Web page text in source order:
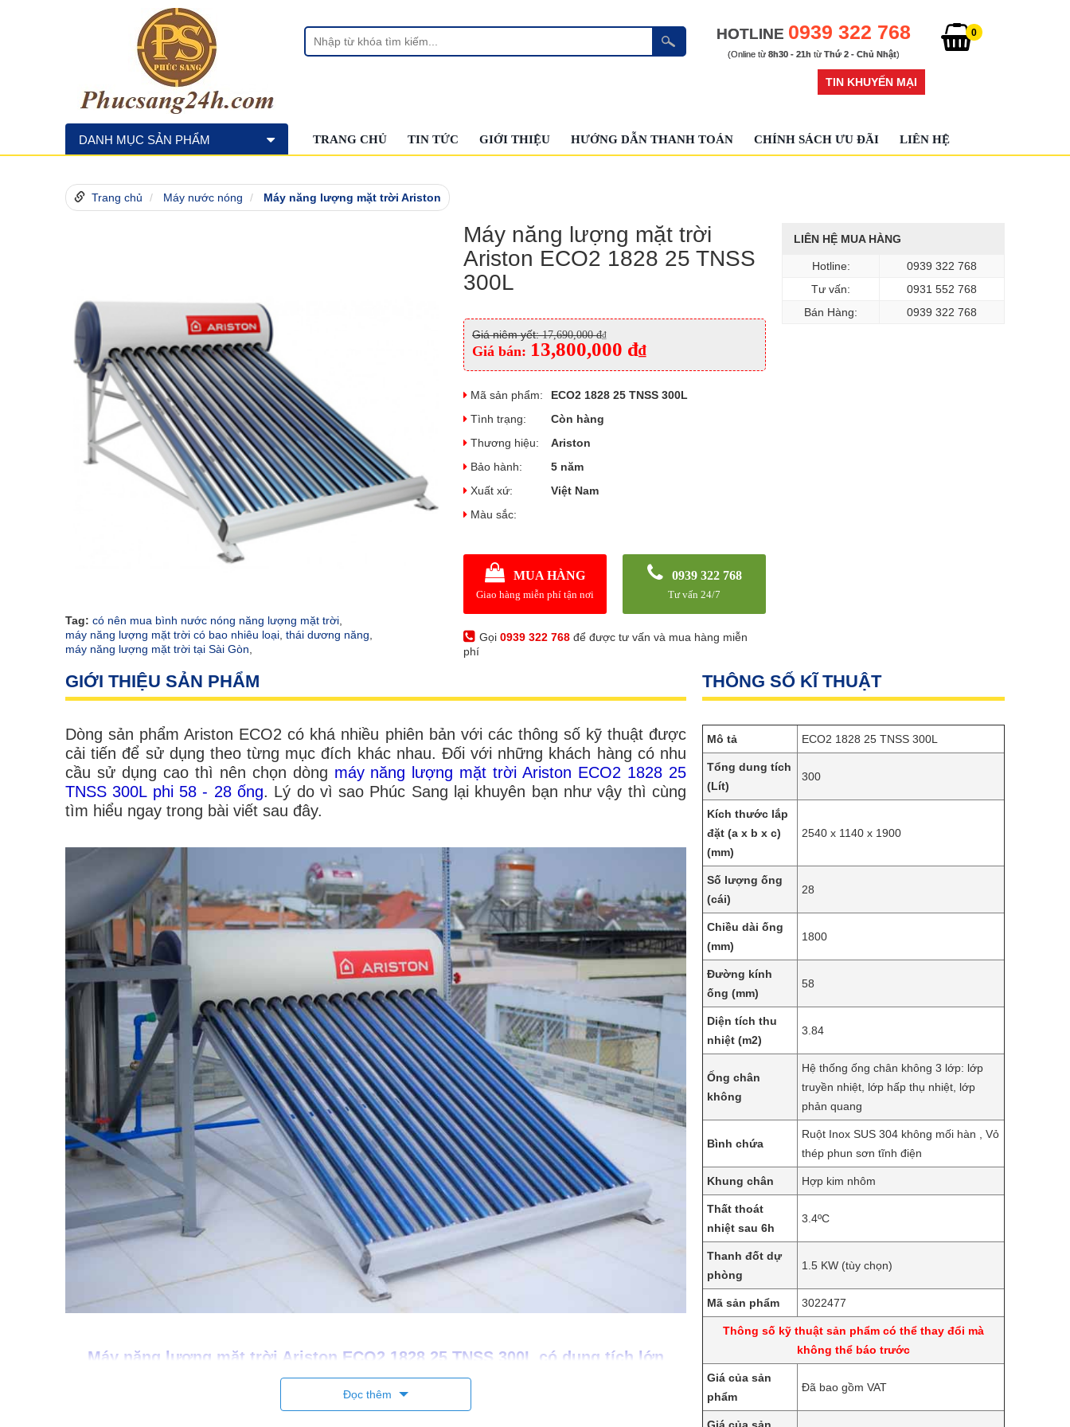
HOTLINE 0939 322 768
(Online từ 8h30 - 21h từ Thứ 2 - Chủ Nhật)
TIN KHUYẾN MẠI
0
DANH MỤC SẢN PHẨM TRANG CHỦ TIN TỨC GIỚI THIỆU HƯỚNG DẪN THANH TOÁN CHÍNH SÁCH ƯU ĐÃI LIÊN HỆ
Trang chủ Máy nước nóng Máy năng lượng mặt trời Ariston
Tag: có nên mua bình nước nóng năng lượng mặt trời
máy năng lượng mặt trời có bao nhiêu loại thái dương năng
máy năng lượng mặt trời tại Sài Gòn
Máy năng lượng mặt trời
Ariston ECO2 1828 25 TNSS
300L
Giá niêm yết:17,690,000 đ₫
Giá bán: 13,800,000 đ₫
Mã sản phẩm:
ECO2 1828 25 TNSS 300L
Tình trạng:
Còn hàng
Thương hiệu:
Ariston
Bảo hành:
5 năm
Xuất xứ:
Việt Nam
Màu sắc:
MUA HÀNG
Giao hàng miễn phí tận nơi
0939 322 768
Tư vấn 24/7
Gọi 0939 322 768 để được tư vấn và mua hàng miễn
phí
LIÊN HỆ MUA HÀNG
Hotline:
0939 322 768
Tư vấn:
0931 552 768
Bán Hàng:
0939 322 768
GIỚI THIỆU SẢN PHẨM
Dòng sản phẩm Ariston ECO2 có khá nhiều phiên bản với các thông số kỹ thuật được
cải tiến để sử dụng theo từng mục đích khác nhau. Đối với những khách hàng có nhu
cầu sử dụng cao thì nên chọn dòng máy năng lượng mặt trời Ariston ECO2 1828 25
TNSS 300L phi 58 - 28 ống. Lý do vì sao Phúc Sang lại khuyên bạn như vậy thì cùng
tìm hiểu ngay trong bài viết sau đây.
Máy năng lượng mặt trời Ariston ECO2 1828 25 TNSS 300L có dung tích lớn
THÔNG TIN SẢN PHẨM MÁY NĂNG LƯỢNG MẶT TRỜI ARISTON ECO2 1828 25
Đọc thêm
THÔNG SỐ KĨ THUẬT
Mô tả ECO2 1828 25 TNSS 300L
Tổng dung tích
(Lít)
300
Kích thước lắp
đặt (a x b x c)
(mm)
2540 x 1140 x 1900
Số lượng ống
(cái)
28
Chiều dài ống
(mm)
1800
Đường kính
ống (mm)
58
Diện tích thu
nhiệt (m2)
3.84
Ống chân
không
Hệ thống ống chân không 3 lớp: lớp
truyền nhiệt, lớp hấp thụ nhiệt, lớp
phản quang
Bình chứa
Ruột Inox SUS 304 không mối hàn , Vỏ
thép phun sơn tĩnh điện
Khung chân Hợp kim nhôm
Thất thoát
nhiệt sau 6h
3.4ºC
Thanh đốt dự
phòng
1.5 KW (tùy chọn)
Mã sản phẩm 3022477
Thông số kỹ thuật sản phẩm có thể thay đổi mà
không thể báo trước
Giá của sản
phẩm
Đã bao gồm VAT